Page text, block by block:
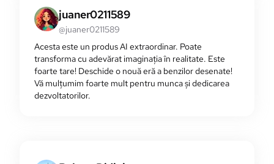
juaner0211589
@juaner0211589
Acesta este un produs AI extraordinar. Poate
transforma cu adevărat imaginația în realitate. Este
foarte tare! Deschide o nouă eră a benzilor desenate!
Vă mulțumim foarte mult pentru munca și dedicarea
dezvoltatorilor.